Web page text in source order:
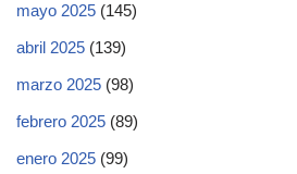
mayo 2025 (145)
abril 2025 (139)
marzo 2025 (98)
febrero 2025 (89)
enero 2025 (99)